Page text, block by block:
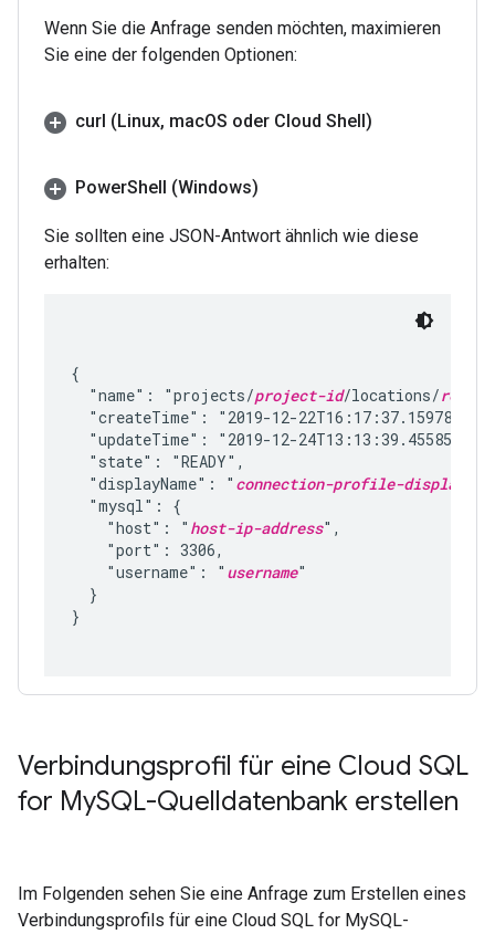
Wenn Sie die Anfrage senden möchten, maximieren
Sie eine der folgenden Optionen:
curl (Linux, macOS oder Cloud Shell)
PowerShell (Windows)
Sie sollten eine JSON-Antwort ähnlich wie diese
erhalten:
{
  "name": "projects/
project-id/locations/region
"createTime": "2019-12-
"updateTime": "2019-12-
  "state": "READY",
  "displayName": "
connection-profile-display-
  "mysql": {
    "host": "
host-ip-address",
    "port": 3306,
    "username": "
username"
  }
}
Verbindungsprofil für eine Cloud SQL
for MySQL-Quelldatenbank erstellen
Im Folgenden sehen Sie eine Anfrage zum Erstellen eines
Verbindungsprofils für eine Cloud SQL for MySQL-